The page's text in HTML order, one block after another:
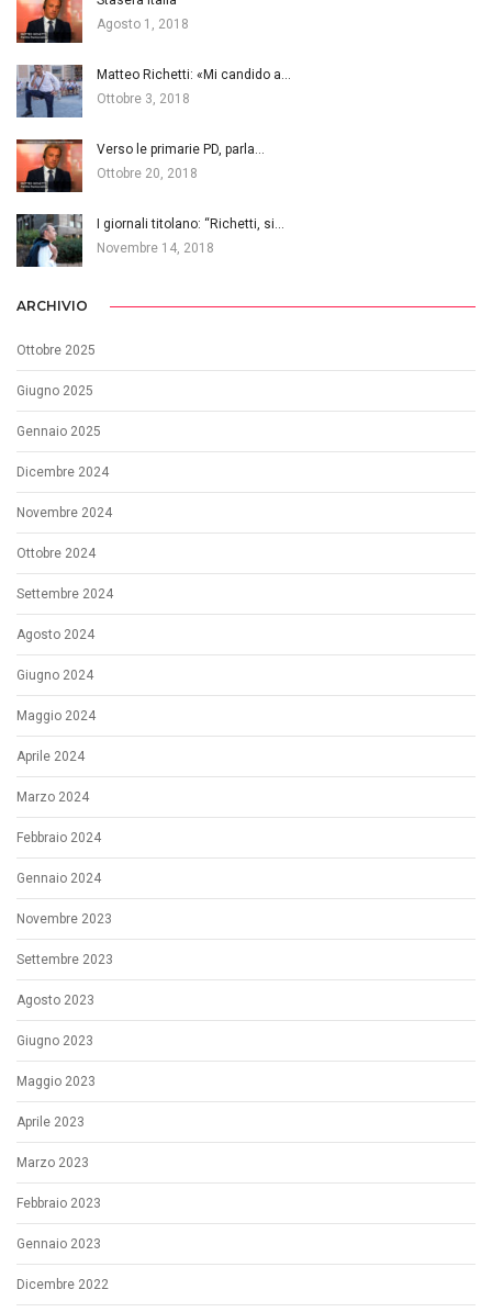
Agosto 1, 2018
Matteo Richetti: «Mi candido a…
Ottobre 3, 2018
Verso le primarie PD, parla…
Ottobre 20, 2018
I giornali titolano: “Richetti, si…
Novembre 14, 2018
ARCHIVIO
Ottobre 2025
Giugno 2025
Gennaio 2025
Dicembre 2024
Novembre 2024
Ottobre 2024
Settembre 2024
Agosto 2024
Giugno 2024
Maggio 2024
Aprile 2024
Marzo 2024
Febbraio 2024
Gennaio 2024
Novembre 2023
Settembre 2023
Agosto 2023
Giugno 2023
Maggio 2023
Aprile 2023
Marzo 2023
Febbraio 2023
Gennaio 2023
Dicembre 2022